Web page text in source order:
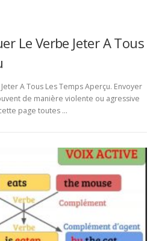
Le Verbe Jeter A Tous
A Tous Les Temps Aperçu. Envoyer
de manière violente ou agressive
page toutes …